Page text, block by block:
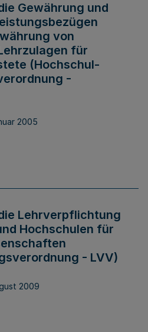
Gewährung und
von
für
(Hochschul-
-
2005
Lehrverpflichtung
Hochschulen für
- LVV)
2009